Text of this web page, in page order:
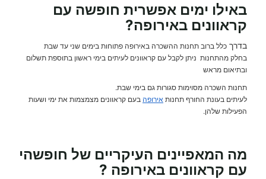
באילו ימים אפשרית חופשה עם
קראוונים באירופה?
בדרך כלל ברוב תחנות ההשכרה באירופה פתוחות בימים שני עד שבת
בחלק מהתחנות ניתן לקבל עם קראוונים לעיתים בימי ראשון בתוספת תשלום
ובתיאום מראש
תחנות השכרה מסוימות סגורות גם בימי שבת.
לעיתים בעונת החורף תחנות אירופה בעם קראוונים מצמצמות את ימי ושעות
הפעילות שלהן.
מה המאפיינים העיקריים של חופשהי
עם קראוונים באירופה ?